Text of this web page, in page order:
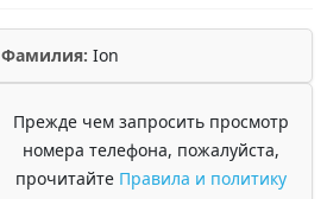
Фамилия: Ion
Прежде чем запросить просмотр
номера телефона, пожалуйста,
прочитайте Правила и политику